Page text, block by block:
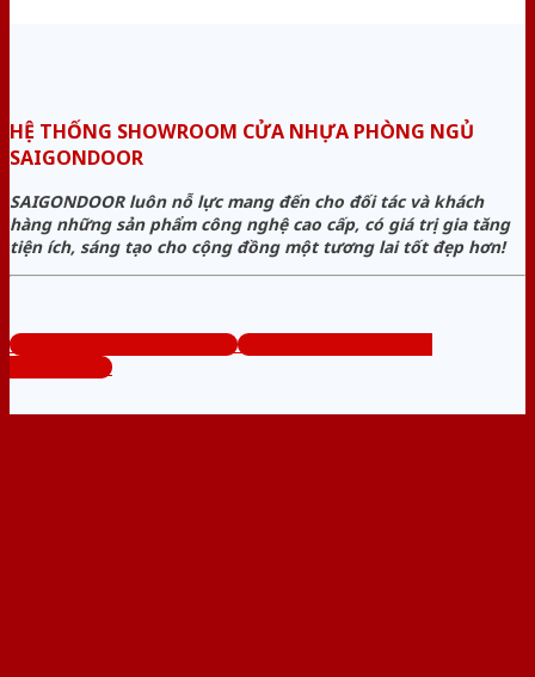
HỆ THỐNG SHOWROOM CỬA NHỰA PHÒNG NGỦ
SAIGONDOOR
SAIGONDOOR luôn nỗ lực mang đến cho đối tác và khách
hàng những sản phẩm công nghệ cao cấp, có giá trị gia tăng
tiện ích, sáng tạo cho cộng đồng một tương lai tốt đẹp hơn!
www.cuanhuaphongngu.com
Tổng đài tư vấn miễn phí:
0824.400.400